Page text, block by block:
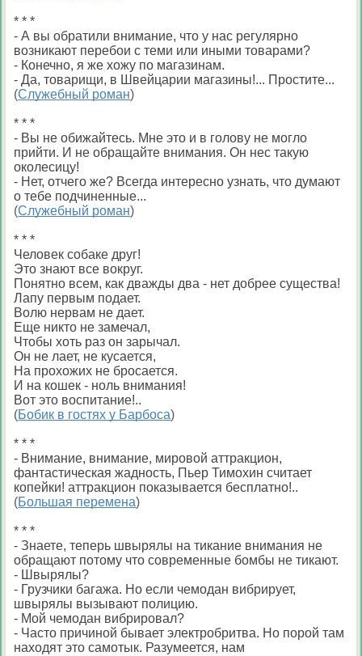
* * *
- А вы обратили внимание, что у нас регулярно
возникают перебои с теми или иными товарами?
- Конечно, я же хожу по магазинам.
- Да, товарищи, в Швейцарии магазины!... Простите...
(Служебный роман)
* * *
- Вы не обижайтесь. Мне это и в голову не могло
прийти. И не обращайте внимания. Он нес такую
околесицу!
- Нет, отчего же? Всегда интересно узнать, что думают
о тебе подчиненные...
(Служебный роман)
* * *
Человек собаке друг!
Это знают все вокруг.
Понятно всем, как дважды два - нет добрее существа!
Лапу первым подает.
Bолю нервам не дает.
Еще никто не замечал,
Чтобы хоть раз он зарычал.
Он не лает, не кусается,
Hа прохожих не бросается.
И на кошек - ноль внимания!
Вот это воспитание!..
(Бобик в гостях у Барбоса)
* * *
- Внимание, внимание, мировой аттракцион,
фантастическая жадность, Пьер Тимохин считает
копейки! аттракцион показывается бесплатно!..
(Большая перемена)
* * *
- Знаете, теперь швырялы на тикание внимания не
обращают потому что современные бомбы не тикают.
- Швырялы?
- Грузчики багажа. Но если чемодан вибрирует,
швырялы вызывают полицию.
- Мой чемодан вибрировал?
- Часто причиной бывает электробритва. Но порой там
находят это самотык. Разумеется, нам